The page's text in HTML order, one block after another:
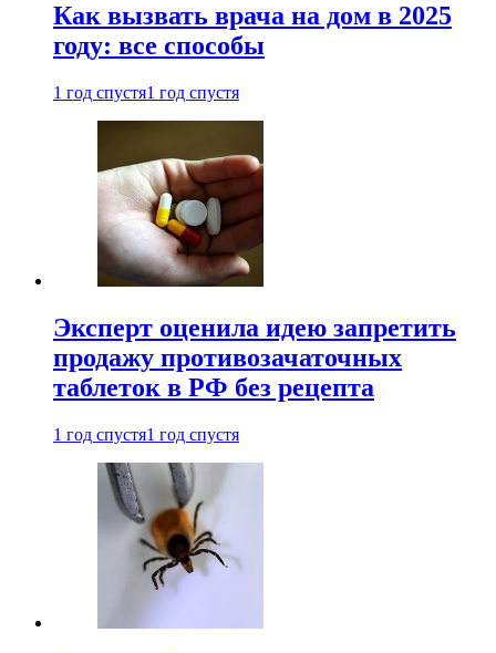
Как вызвать врача на дом в 2025
году: все способы
1 год спустя1 год спустя
Эксперт оценила идею запретить
продажу противозачаточных
таблеток в РФ без рецепта
1 год спустя1 год спустя